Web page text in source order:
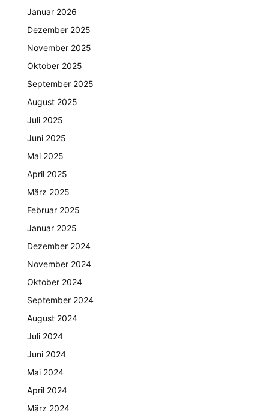
Januar 2026
Dezember 2025
November 2025
Oktober 2025
September 2025
August 2025
Juli 2025
Juni 2025
Mai 2025
April 2025
März 2025
Februar 2025
Januar 2025
Dezember 2024
November 2024
Oktober 2024
September 2024
August 2024
Juli 2024
Juni 2024
Mai 2024
April 2024
März 2024